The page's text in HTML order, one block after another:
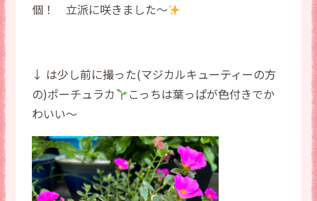
個！ 立派に咲きました〜
↓ は少し前に撮った(マジカルキューティーの方
の)ポーチュラカ
こっちは葉っぱが色付きでか
わいい〜